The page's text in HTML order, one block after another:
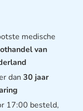
medische
van
dan 30 jaar
17:00 besteld,